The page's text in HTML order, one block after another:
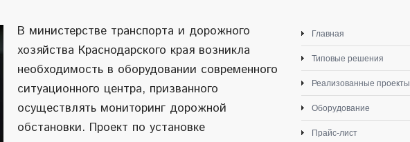
В министерстве транспорта и дорожного
хозяйства Краснодарского края возникла
необходимость в оборудовании современного
ситуационного центра, призванного
осуществлять мониторинг дорожной
обстановки. Проект по установке
Главная
Типовые решения
Реализованные проекты
Оборудование
Прайс-лист